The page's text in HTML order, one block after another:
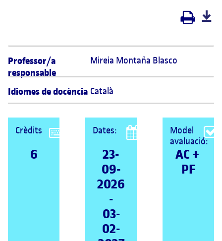
Professor/a
responsable
Mireia Montaña Blasco
Idiomes de docència Català
Crèdits
6
Dates:
23-
09-
2026
-
03-
02-
Model
avaluació:
AC +
PF